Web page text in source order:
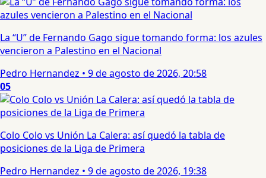
La “U” de Fernando Gago sigue tomando forma: los azules
vencieron a Palestino en el Nacional
Pedro Hernandez • 9 de agosto de 2026, 20:58
05
Colo Colo vs Unión La Calera: así quedó la tabla de
posiciones de la Liga de Primera
Pedro Hernandez • 9 de agosto de 2026, 19:38